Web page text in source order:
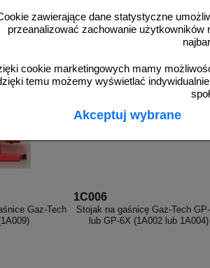
zawierające dane statystyczne
przeanalizować zachowanie
cookie marketingowych mamy
temu możemy wyświetlać
Akceptuj wybrane
zł od 154,41 zł
125,54 zł netto
Gaz-Tech
1C006
Stojak na gaśnicę Gaz-Tech
lub GP-6X (1A002 lub 1A004)